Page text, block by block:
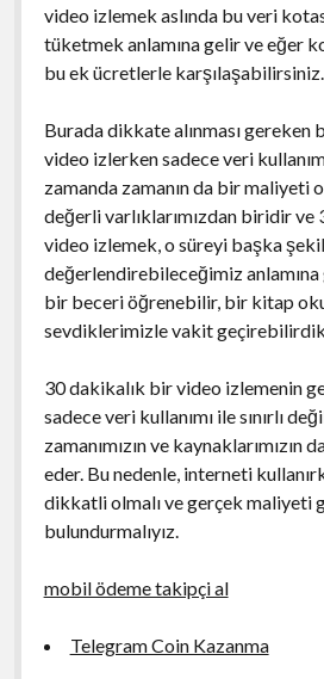
video izlemek aslında bu veri
tüketmek anlamına gelir ve eğer
bu ek ücretlerle karşılaşabilirsiniz.
Burada dikkate alınması gereken
video izlerken sadece veri
zamanda zamanın da bir maliyeti
değerli varlıklarımızdan biridir ve
video izlemek, o süreyi başka
değerlendirebileceğimiz
bir beceri öğrenebilir, bir kitap
sevdiklerimizle vakit
30 dakikalık bir video izlemenin
sadece veri kullanımı ile sınırlı
zamanımızın ve kaynaklarımızın
eder. Bu nedenle, interneti
dikkatli olmalı ve gerçek maliyeti
bulundurmalıyız.
mobil ödeme takipçi al
Telegram Coin Kazanma